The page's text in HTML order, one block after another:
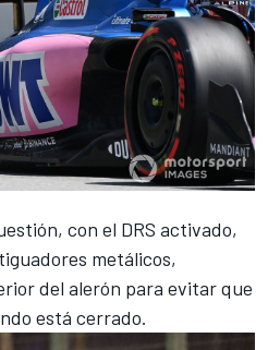
con el DRS activado,
metálicos,
del alerón para evitar que
está cerrado.